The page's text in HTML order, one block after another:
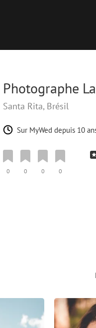
Photographe
Santa Rita, Brésil
Sur MyWed depuis 10
0 0 0 0